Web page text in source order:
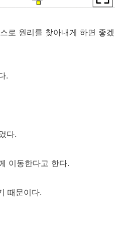
로 원리를 찾아내게 하면 좋겠
.
다.
이동한다고 한다.
때문이다.